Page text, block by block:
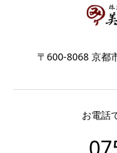
〒600-8068 京都
お電話